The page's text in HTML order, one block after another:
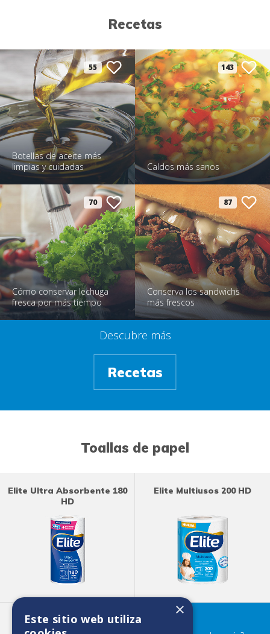
Recetas
55
Botellas de aceite más
limpias y cuidadas
143
Caldos más sanos
70
Cómo conservar lechuga
fresca por más tiempo
87
Conserva los sandwichs
más frescos
Descubre más
Recetas
Toallas de papel
Elite Ultra Absorbente 180
HD
Elite Multiusos 200 HD
Elite Maxirollo 500 HD
×
Este sitio web utiliza